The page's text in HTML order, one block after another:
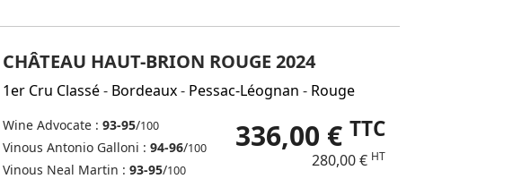
CHÂTEAU HAUT-BRION ROUGE 2024
1er Cru Classé- Bordeaux- Pessac-Léognan - Rouge
Wine Advocate : 93-95/100
Vinous Antonio Galloni : 94-96/100
Vinous Neal Martin : 93-95/100
336,00 € TTC
280,00 € HT